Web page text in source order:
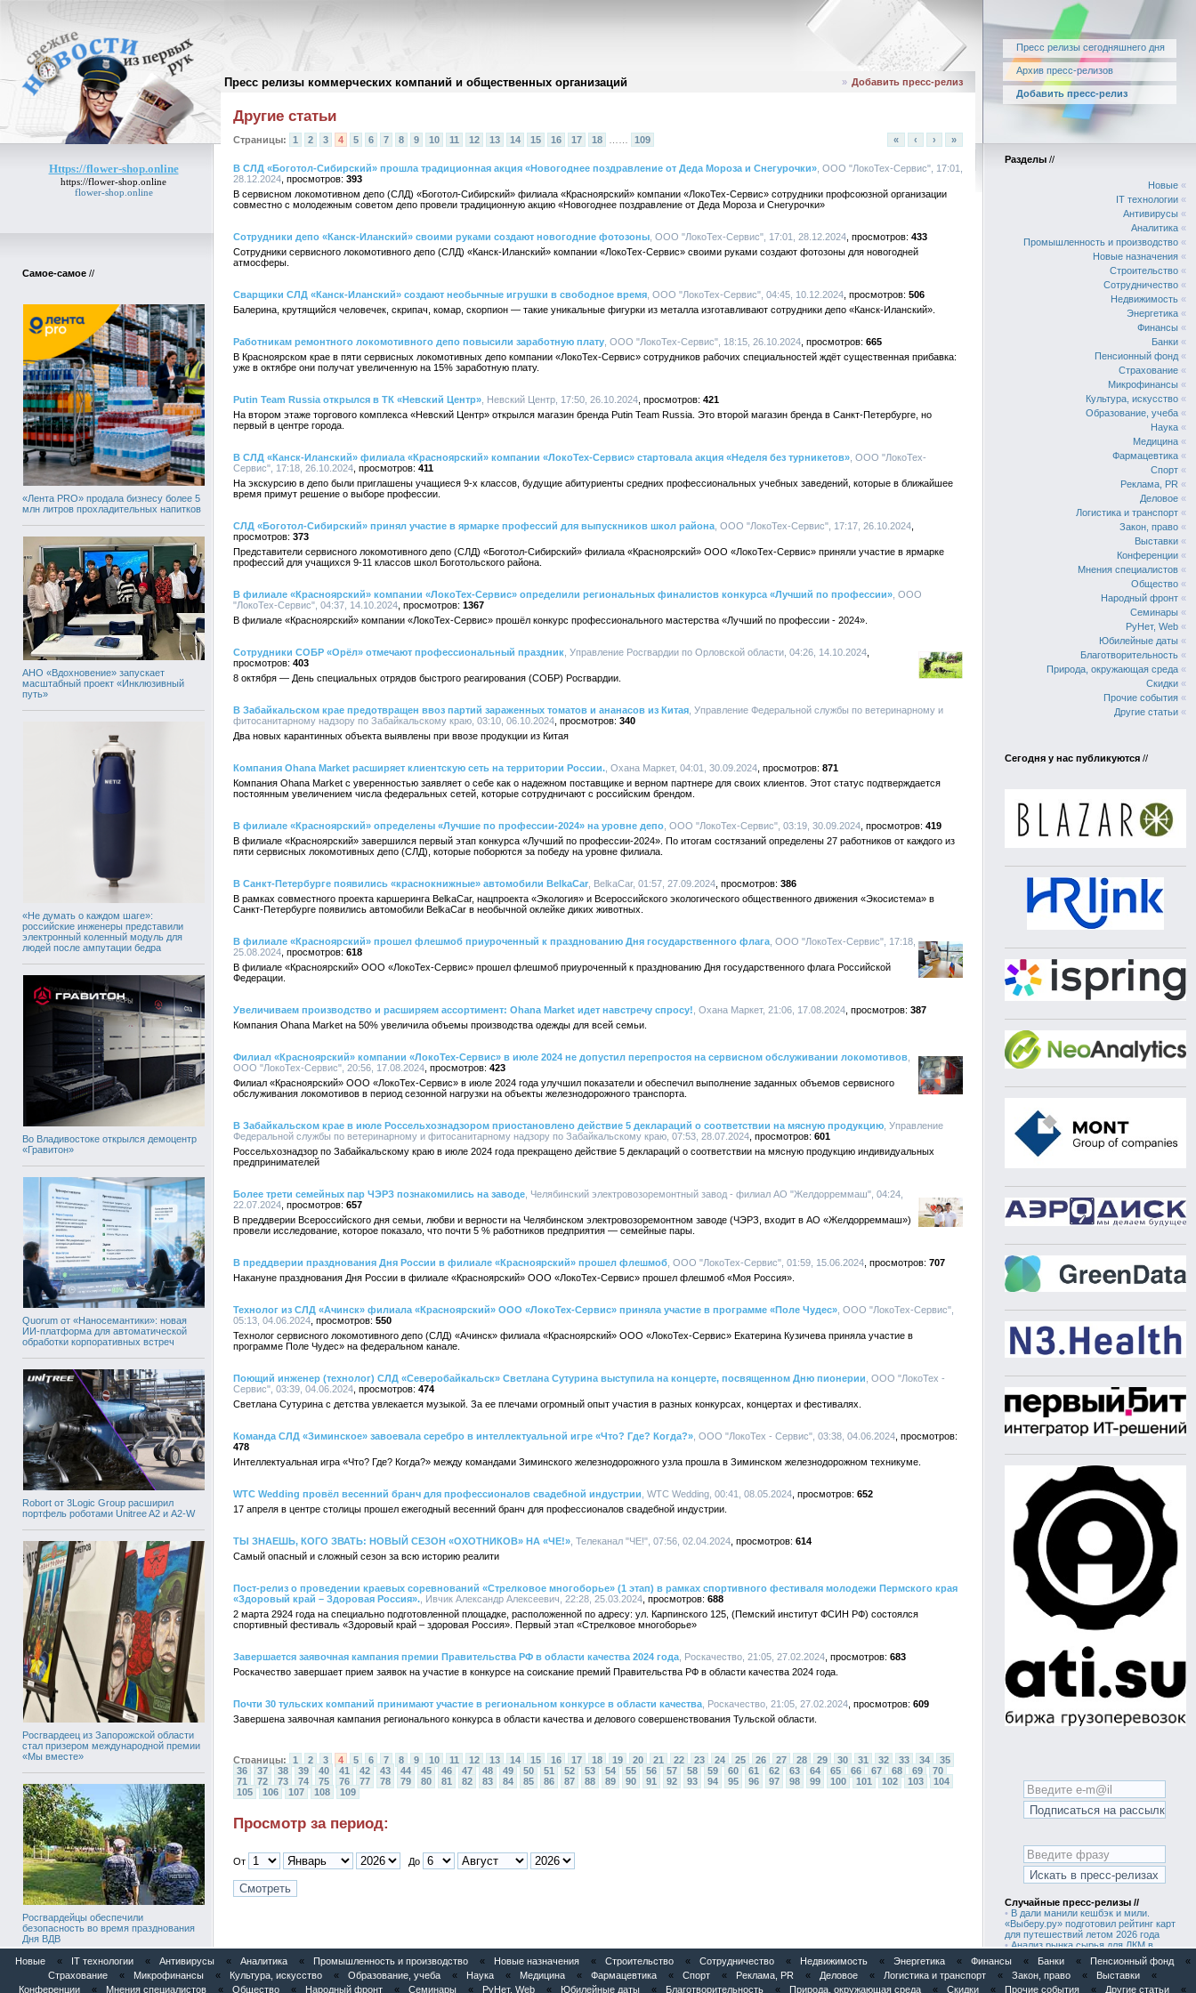
Пресс релизы коммерческих компаний и общественных организаций
Пресс релизы сегодняшнего дня
Архив пресс-релизов
Добавить пресс-релиз
Https://flower-shop.online
https://flower-shop.online
flower-shop.online
Самое-самое //
«Лента PRO» продала бизнесу более 5
млн литров прохладительных напитков
АНО «Вдохновение» запускает
масштабный проект «Инклюзивный
путь»
«Не думать о каждом шаге»:
российские инженеры представили
электронный коленный модуль для
людей после ампутации бедра
Во Владивостоке открылся демоцентр
«Гравитон»
Quorum от «Наносемантики»: новая
ИИ-платформа для автоматической
обработки корпоративных встреч
Robort от 3Logic Group расширил
портфель роботами Unitree A2 и A2-W
Росгвардеец из Запорожской области
стал призером международной премии
«Мы вместе»
Росгвардейцы обеспечили
безопасность во время празднования
Дня ВДВ
Архив пресс-релизов// » Добавить пресс-релиз
Другие статьи
Страницы: 1 2 3 4 5 6 7 8 9 10 11 12 13 14 15 16 17 18 109 « ‹ › »
В СЛД «Боготол-Сибирский» прошла традиционная акция «Новогоднее поздравление от Деда Мороза и Снегурочки» , ООО "ЛокоТех-Сервис", 17:01,
28.12.2024
393
В сервисном локомотивном депо (СЛД) «Боготол-Сибирский» филиала «Красноярский» компании «ЛокоТех-Сервис» сотрудники профсоюзной организации
совместно с молодежным советом депо провели традиционную акцию «Новогоднее поздравление от Деда Мороза и Снегурочки»
Сотрудники депо «Канск-Иланский» своими руками создают новогодние фотозоны , ООО "ЛокоТех-Сервис", 17:01, 28.12.2024
433
Сотрудники сервисного локомотивного депо (СЛД) «Канск-Иланский» компании «ЛокоТех-Сервис» своими руками создают фотозоны для новогодней
атмосферы.
Сварщики СЛД «Канск-Иланский» создают необычные игрушки в свободное время , ООО "ЛокоТех-Сервис", 04:45, 10.12.2024
506
Балерина, крутящийся человечек, скрипач, комар, скорпион — такие уникальные фигурки из металла изготавливают сотрудники депо «Канск-Иланский».
Работникам ремонтного локомотивного депо повысили заработную плату , ООО "ЛокоТех-Сервис", 18:15, 26.10.2024
665
В Красноярском крае в пяти сервисных локомотивных депо компании «ЛокоТех-Сервис» сотрудников рабочих специальностей ждёт существенная прибавка:
уже в октябре они получат увеличенную на 15% заработную плату.
Putin Team Russia открылся в ТК «Невский Центр» , Невский Центр, 17:50, 26.10.2024
421
На втором этаже торгового комплекса «Невский Центр» открылся магазин бренда Putin Team Russia. Это второй магазин бренда в Санкт-Петербурге, но
первый в центре города.
В СЛД «Канск-Иланский» филиала «Красноярский» компании «ЛокоТех-Сервис» стартовала акция «Неделя без турникетов» , ООО "ЛокоТех-
Сервис", 17:18, 26.10.2024
411
На экскурсию в депо были приглашены учащиеся 9-х классов, будущие абитуриенты средних профессиональных учебных заведений, которые в ближайшее
время примут решение о выборе профессии.
СЛД «Боготол-Сибирский» принял участие в ярмарке профессий для выпускников школ района , ООО "ЛокоТех-Сервис", 17:17, 26.10.2024
373
Представители сервисного локомотивного депо (СЛД) «Боготол-Сибирский» филиала «Красноярский» ООО «ЛокоТех-Сервис» приняли участие в ярмарке
профессий для учащихся 9-11 классов школ Боготольского района.
В филиале «Красноярский» компании «ЛокоТех-Сервис» определили региональных финалистов конкурса «Лучший по профессии» , ООО
"ЛокоТех-Сервис", 04:37, 14.10.2024
1367
В филиале «Красноярский» компании «ЛокоТех-Сервис» прошёл конкурс профессионального мастерства «Лучший по профессии - 2024».
Сотрудники СОБР «Орёл» отмечают профессиональный праздник , Управление Росгвардии по Орловской области, 04:26, 14.10.2024
403
8 октября — День специальных отрядов быстрого реагирования (СОБР) Росгвардии.
В Забайкальском крае предотвращен ввоз партий зараженных томатов и ананасов из Китая , Управление Федеральной службы по ветеринарному и
фитосанитарному надзору по Забайкальскому краю, 03:10, 06.10.2024
340
Два новых карантинных объекта выявлены при ввозе продукции из Китая
Компания Ohana Market расширяет клиентскую сеть на территории России. , Охана Маркет, 04:01, 30.09.2024
871
Компания Ohana Market с уверенностью заявляет о себе как о надежном поставщике и верном партнере для своих клиентов. Этот статус подтверждается
постоянным увеличением числа федеральных сетей, которые сотрудничают с российским брендом.
В филиале «Красноярский» определены «Лучшие по профессии-2024» на уровне депо , ООО "ЛокоТех-Сервис", 03:19, 30.09.2024
419
В филиале «Красноярский» завершился первый этап конкурса «Лучший по профессии-2024». По итогам состязаний определены 27 работников от каждого из
пяти сервисных локомотивных депо (СЛД), которые поборются за победу на уровне филиала.
В Санкт-Петербурге появились «краснокнижные» автомобили BelkaCar , BelkaCar, 01:57, 27.09.2024
386
В рамках совместного проекта каршеринга BelkaCar, нацпроекта «Экология» и Всероссийского экологического общественного движения «Экосистема» в
Санкт-Петербурге появились автомобили BelkaCar в необычной оклейке диких животных.
В филиале «Красноярский» прошел флешмоб приуроченный к празднованию Дня государственного флага , ООО "ЛокоТех-Сервис", 17:18,
25.08.2024
618
В филиале «Красноярский» ООО «ЛокоТех-Сервис» прошел флешмоб приуроченный к празднованию Дня государственного флага Российской
Федерации.
Увеличиваем производство и расширяем ассортимент: Ohana Market идет навстречу спросу! , Охана Маркет, 21:06, 17.08.2024
387
Компания Ohana Market на 50% увеличила объемы производства одежды для всей семьи.
Филиал «Красноярский» компании «ЛокоТех-Сервис» в июле 2024 не допустил перепростоя на сервисном обслуживании локомотивов
ООО "ЛокоТех-Сервис", 20:56, 17.08.2024
423
Филиал «Красноярский» ООО «ЛокоТех-Сервис» в июле 2024 года улучшил показатели и обеспечил выполнение заданных объемов сервисного
обслуживания локомотивов в период сезонной нагрузки на объекты железнодорожного транспорта.
В Забайкальском крае в июле Россельхознадзором приостановлено действие 5 деклараций о соответствии на мясную продукцию , Управление
Федеральной службы по ветеринарному и фитосанитарному надзору по Забайкальскому краю, 07:53, 28.07.2024
601
Россельхознадзор по Забайкальскому краю в июле 2024 года прекращено действие 5 деклараций о соответствии на мясную продукцию индивидуальных
предпринимателей
Более трети семейных пар ЧЭРЗ познакомились на заводе , Челябинский электровозоремонтный завод - филиал АО "Желдорреммаш", 04:24,
22.07.2024
657
В преддверии Всероссийского дня семьи, любви и верности на Челябинском электровозоремонтном заводе (ЧЭРЗ, входит в АО «Желдорреммаш»)
провели исследование, которое показало, что почти 5 % работников предприятия — семейные пары.
В преддверии празднования Дня России в филиале «Красноярский» прошел флешмоб , ООО "ЛокоТех-Сервис", 01:59, 15.06.2024
707
Накануне празднования Дня России в филиале «Красноярский» ООО «ЛокоТех-Сервис» прошел флешмоб «Моя Россия».
Технолог из СЛД «Ачинск» филиала «Красноярский» ООО «ЛокоТех-Сервис» приняла участие в программе «Поле Чудес» , ООО "ЛокоТех-Сервис",
05:13, 04.06.2024
550
Технолог сервисного локомотивного депо (СЛД) «Ачинск» филиала «Красноярский» ООО «ЛокоТех-Сервис» Екатерина Кузичева приняла участие в
программе Поле Чудес» на федеральном канале.
Поющий инженер (технолог) СЛД «Северобайкальск» Светлана Сутурина выступила на концерте, посвященном Дню пионерии , ООО "ЛокоТех -
Сервис", 03:39, 04.06.2024
474
Светлана Сутурина с детства увлекается музыкой. За ее плечами огромный опыт участия в разных конкурсах, концертах и фестивалях.
Команда СЛД «Зиминское» завоевала серебро в интеллектуальной игре «Что? Где? Когда?» , ООО "ЛокоТех - Сервис", 03:38, 04.06.2024
478
Интеллектуальная игра «Что? Где? Когда?» между командами Зиминского железнодорожного узла прошла в Зиминском железнодорожном техникуме.
WTC Wedding провёл весенний бранч для профессионалов свадебной индустрии , WTC Wedding, 00:41, 08.05.2024
652
17 апреля в центре столицы прошел ежегодный весенний бранч для профессионалов свадебной индустрии.
ТЫ ЗНАЕШЬ, КОГО ЗВАТЬ: НОВЫЙ СЕЗОН «ОХОТНИКОВ» НА «ЧЕ!» , Телеканал "ЧЕ!", 07:56, 02.04.2024
614
Самый опасный и сложный сезон за всю историю реалити
Пост-релиз о проведении краевых соревнований «Стрелковое многоборье» (1 этап) в рамках спортивного фестиваля молодежи Пермского края
«Здоровый край – Здоровая Россия». , Ивчик Александр Алексеевич, 22:28, 25.03.2024
688
2 марта 2924 года на специально подготовленной площадке, расположенной по адресу: ул. Карпинского 125, (Пемский институт ФСИН РФ) состоялся
спортивный фестиваль «Здоровый край – здоровая Россия». Первый этап «Стрелковое многоборье»
Завершается заявочная кампания премии Правительства РФ в области качества 2024 года , Роскачество, 21:05, 27.02.2024
683
Роскачество завершает прием заявок на участие в конкурсе на соискание премий Правительства РФ в области качества 2024 года.
Почти 30 тульских компаний принимают участие в региональном конкурсе в области качества , Роскачество, 21:05, 27.02.2024
609
Завершена заявочная кампания регионального конкурса в области качества и делового совершенствования Тульской области.
Страницы: 1 2 3 4 5 6 7 8 9 10 11 12 13 14 15 16 17 18 19 20 21 22 23 24 25 26 27 28 29 30 31 32 33 34
35
36
37 38 39 40 41 42 43 44 45 46 47 48 49 50 51 52 53 54 55 56 57 58 59 60 61 62 63 64 65 66 67 68 69
70
71
72 73 74 75 76 77 78 79 80 81 82 83 84 85 86 87 88 89 90 91 92 93 94 95 96 97 98 99 100 101 102 103
104
105
106 107 108 109
Просмотр за период:
От До
Разделы //
Новые «
IT технологии «
Антивирусы «
Аналитика «
Промышленность и производство «
Новые назначения «
Строительство «
Сотрудничество «
Недвижимость «
Энергетика «
Финансы «
Банки «
Пенсионный фонд «
Страхование «
Микрофинансы «
Культура, искусство «
Образование, учеба «
Наука «
Медицина «
Фармацевтика «
Спорт «
Реклама, PR «
Деловое «
Логистика и транспорт «
Закон, право «
Выставки «
Конференции «
Мнения специалистов «
Общество «
Народный фронт «
Семинары «
РуНет, Web «
Юбилейные даты «
Благотворительность «
Природа, окружающая среда «
Скидки «
Прочие события «
Другие статьи «
Сегодня у нас публикуются //
Случайные пресс-релизы //
• В дали манили кешбэк и мили.
«Выберу.ру» подготовил рейтинг карт
для путешествий летом 2026 года
• Анализ рынка сырья для ЛКМ в
•Анализ рынка профиля алюминиевого
в России
•Культура без границ: в Москве
Новые « IT технологии « Антивирусы « Аналитика « Промышленность и производство « Новые назначения « Строительство « Сотрудничество « Недвижимость « Энергетика « Финансы « Банки « Пенсионный фонд
«
Страхование
« Микрофинансы « Культура, искусство « Образование, учеба « Наука « Медицина « Фармацевтика « Спорт « Реклама, PR « Деловое « Логистика и транспорт « Закон, право « Выставки
«
Конференции
« Мнения специалистов « Общество « Народный фронт « Семинары « РуНет, Web « Юбилейные даты « Благотворительность « Природа, окружающая среда « Скидки « Прочие события « Другие статьи «